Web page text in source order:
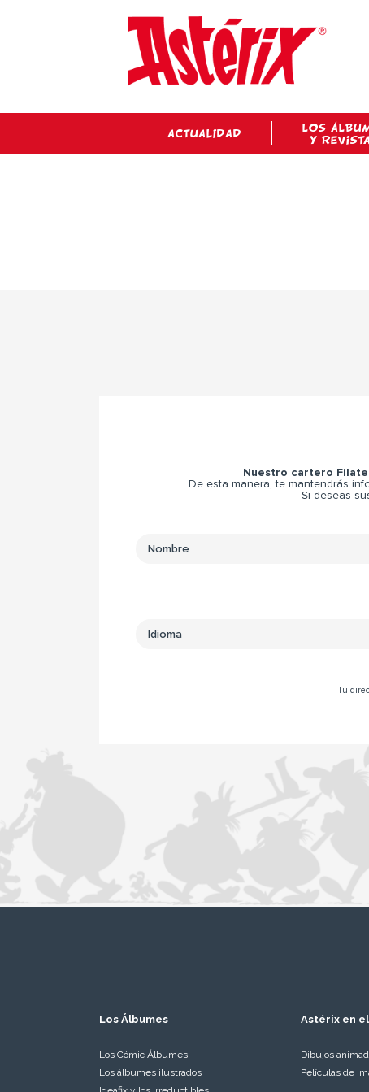
ACTUALIDAD
LOS
Y
Nuestro cartero
De esta manera, te mantendrás
Si deseas
Tu
Los Álbumes
Los Cómic Álbumes
Los álbumes ilustrados
Astérix en
Dibujos
Películas de